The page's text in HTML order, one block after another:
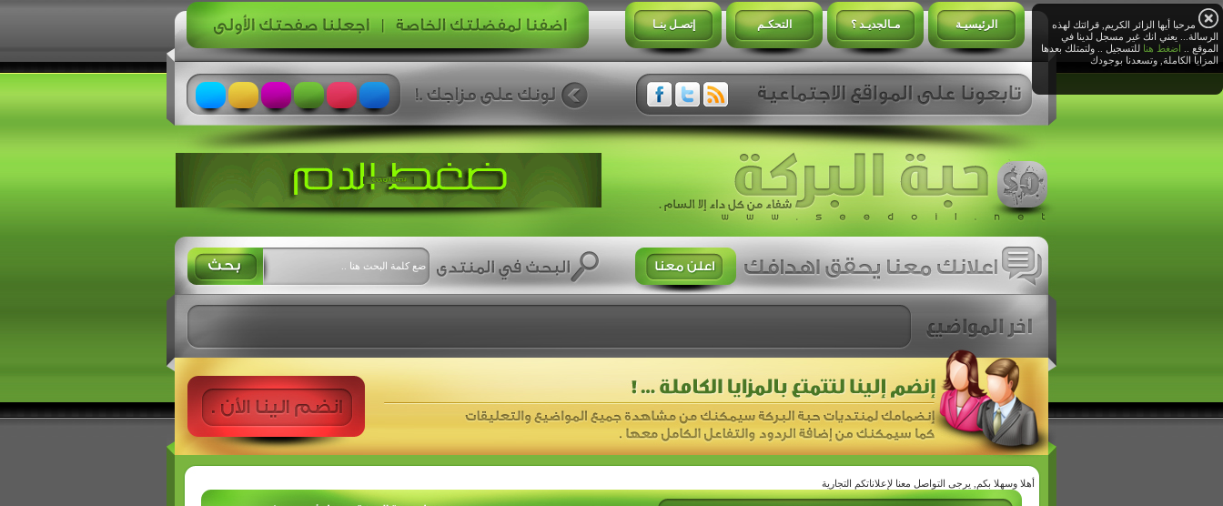
الرئيسيـة مـالجديـد ؟ التحكـم إتصـل بنـا
أهلا وسهلا بكم, يرجى التواصل معنا لإعلاناتكم التجارية
مرحبا أيها الزائر الكريم, قرائتك لهذه
الرسالة... يعني انك غير مسجل لدينا في
الموقع .. اضغط هنا للتسجيل .. ولتمتلك بعدها
المزايا الكاملة, وتسعدنا بوجودك